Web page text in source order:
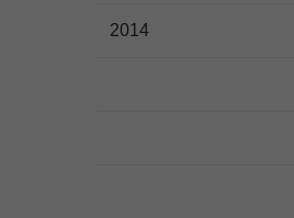
2014